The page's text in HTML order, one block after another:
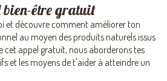
bien-être gratuit
et découvre comment améliorer ton
au moyen des produits naturels issus
cet appel gratuit, nous aborderons tes
et les moyens de t'aider à atteindre un